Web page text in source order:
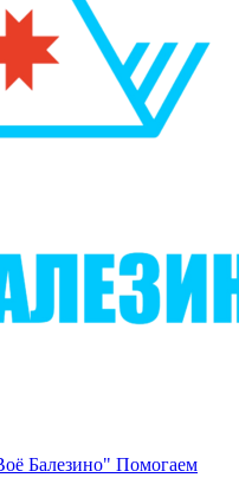
Балезино" Помогаем